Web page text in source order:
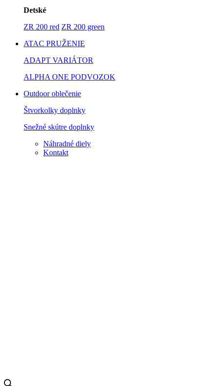
Detské
ZR 200 red ZR 200 green
ATAC PRUŽENIE
ADAPT VARIÁTOR
ALPHA ONE PODVOZOK
Outdoor oblečenie
Štvorkolky doplnky
Snežné skútre doplnky
Náhradné diely
Kontakt